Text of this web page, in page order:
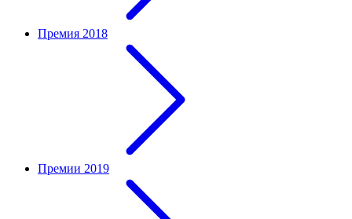
Премия 2018
Премии 2019